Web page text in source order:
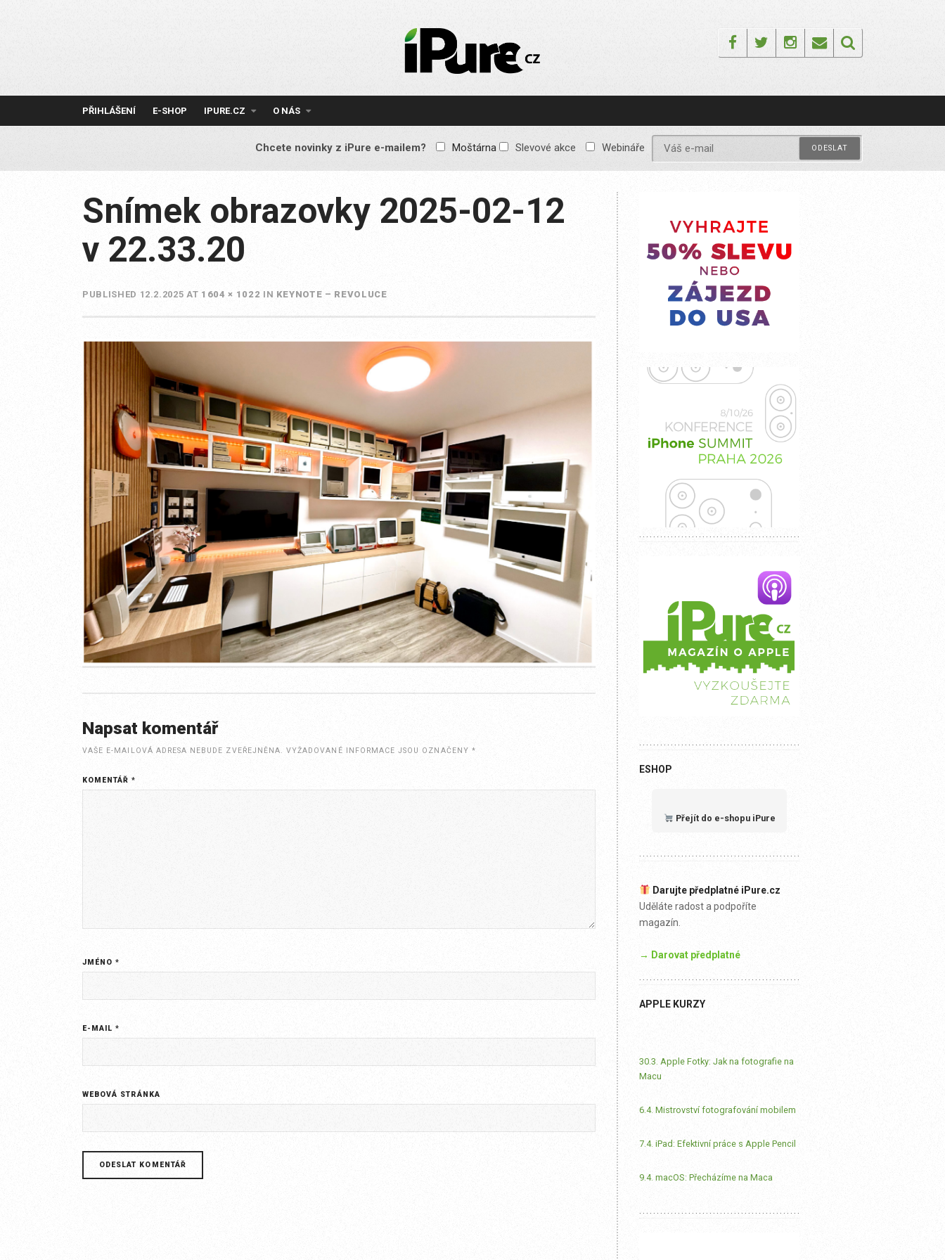
IPURE.CZ
Prémiový Apple e-
reklamy, žádné
obsah pro všechny
každodenního života.
FacebookTwitterInstagram
Email
PŘIHLÁŠENÍ E-SHOP IPURE.CZ O NÁS
Chcete novinky z iPure e-mailem? Moštárna Slevové akce Webináře
Snímek obrazovky 2025-02-12
v 22.33.20
PUBLISHED 12.2.2025 AT 1604 × 1022 IN KEYNOTE – REVOLUCE
Napsat komentář
VAŠE E-MAILOVÁ ADRESA NEBUDE ZVEŘEJNĚNA. VYŽADOVANÉ INFORMACE JSOU OZNAČENY *
KOMENTÁŘ*
JMÉNO*
E-MAIL*
WEBOVÁ STRÁNKA
ESHOP
Přejít do e-shopu iPure
Darujte předplatné iPure.cz
Uděláte radost a podpoříte
magazín.
→ Darovat předplatné
APPLE KURZY
30.3. Apple Fotky: Jak na fotografie na
Macu
6.4. Mistrovství fotografování mobilem
7.4. iPad: Efektivní práce s Apple Pencil
9.4. macOS: Přecházíme na Maca